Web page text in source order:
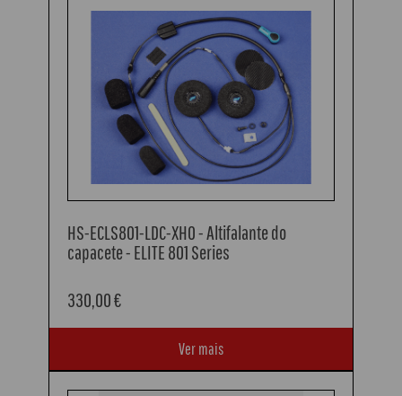
HS-ECLS801-LDC-XHO - Altifalante do
capacete - ELITE 801 Series
330,00 €
Ver mais